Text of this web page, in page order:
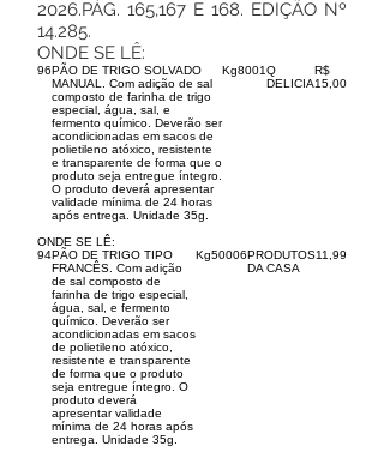
2026.PÁG. 165,167 E 168. EDIÇÃO Nº
14.285.
ONDE SE LÊ:
96PÃO DE TRIGO SOLVADO
MANUAL. Com adição de sal
composto de farinha de trigo
especial, água, sal, e
fermento químico. Deverão ser
acondicionadas em sacos de
polietileno atóxico, resistente
e transparente de forma que o
produto seja entregue íntegro.
O produto deverá apresentar
validade mínima de 24 horas
após entrega. Unidade 35g.
Kg8001Q
DELICIA
R$
15,00
ONDE SE LÊ:
94PÃO DE TRIGO TIPO
FRANCÊS. Com adição
de sal composto de
farinha de trigo especial,
água, sal, e fermento
químico. Deverão ser
acondicionadas em sacos
de polietileno atóxico,
resistente e transparente
de forma que o produto
seja entregue íntegro. O
produto deverá
apresentar validade
mínima de 24 horas após
entrega. Unidade 35g.
Kg50006PRODUTOS
DA CASA
11,99